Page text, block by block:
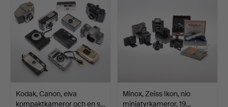
Kodak, Canon, elva
kompaktkameror och en s…
Minox, Zeiss Ikon, nio
miniatyrkameror, 19…